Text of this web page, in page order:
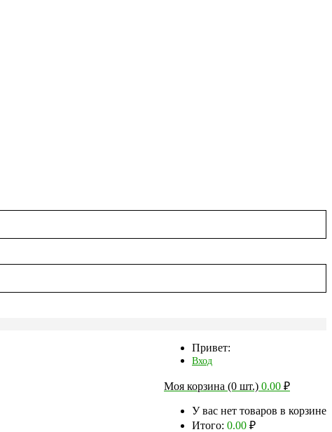
Привет:
Вход
Моя корзина (0 шт.) 0.00 ₽
У вас нет товаров в корзине
Итого: 0.00 ₽